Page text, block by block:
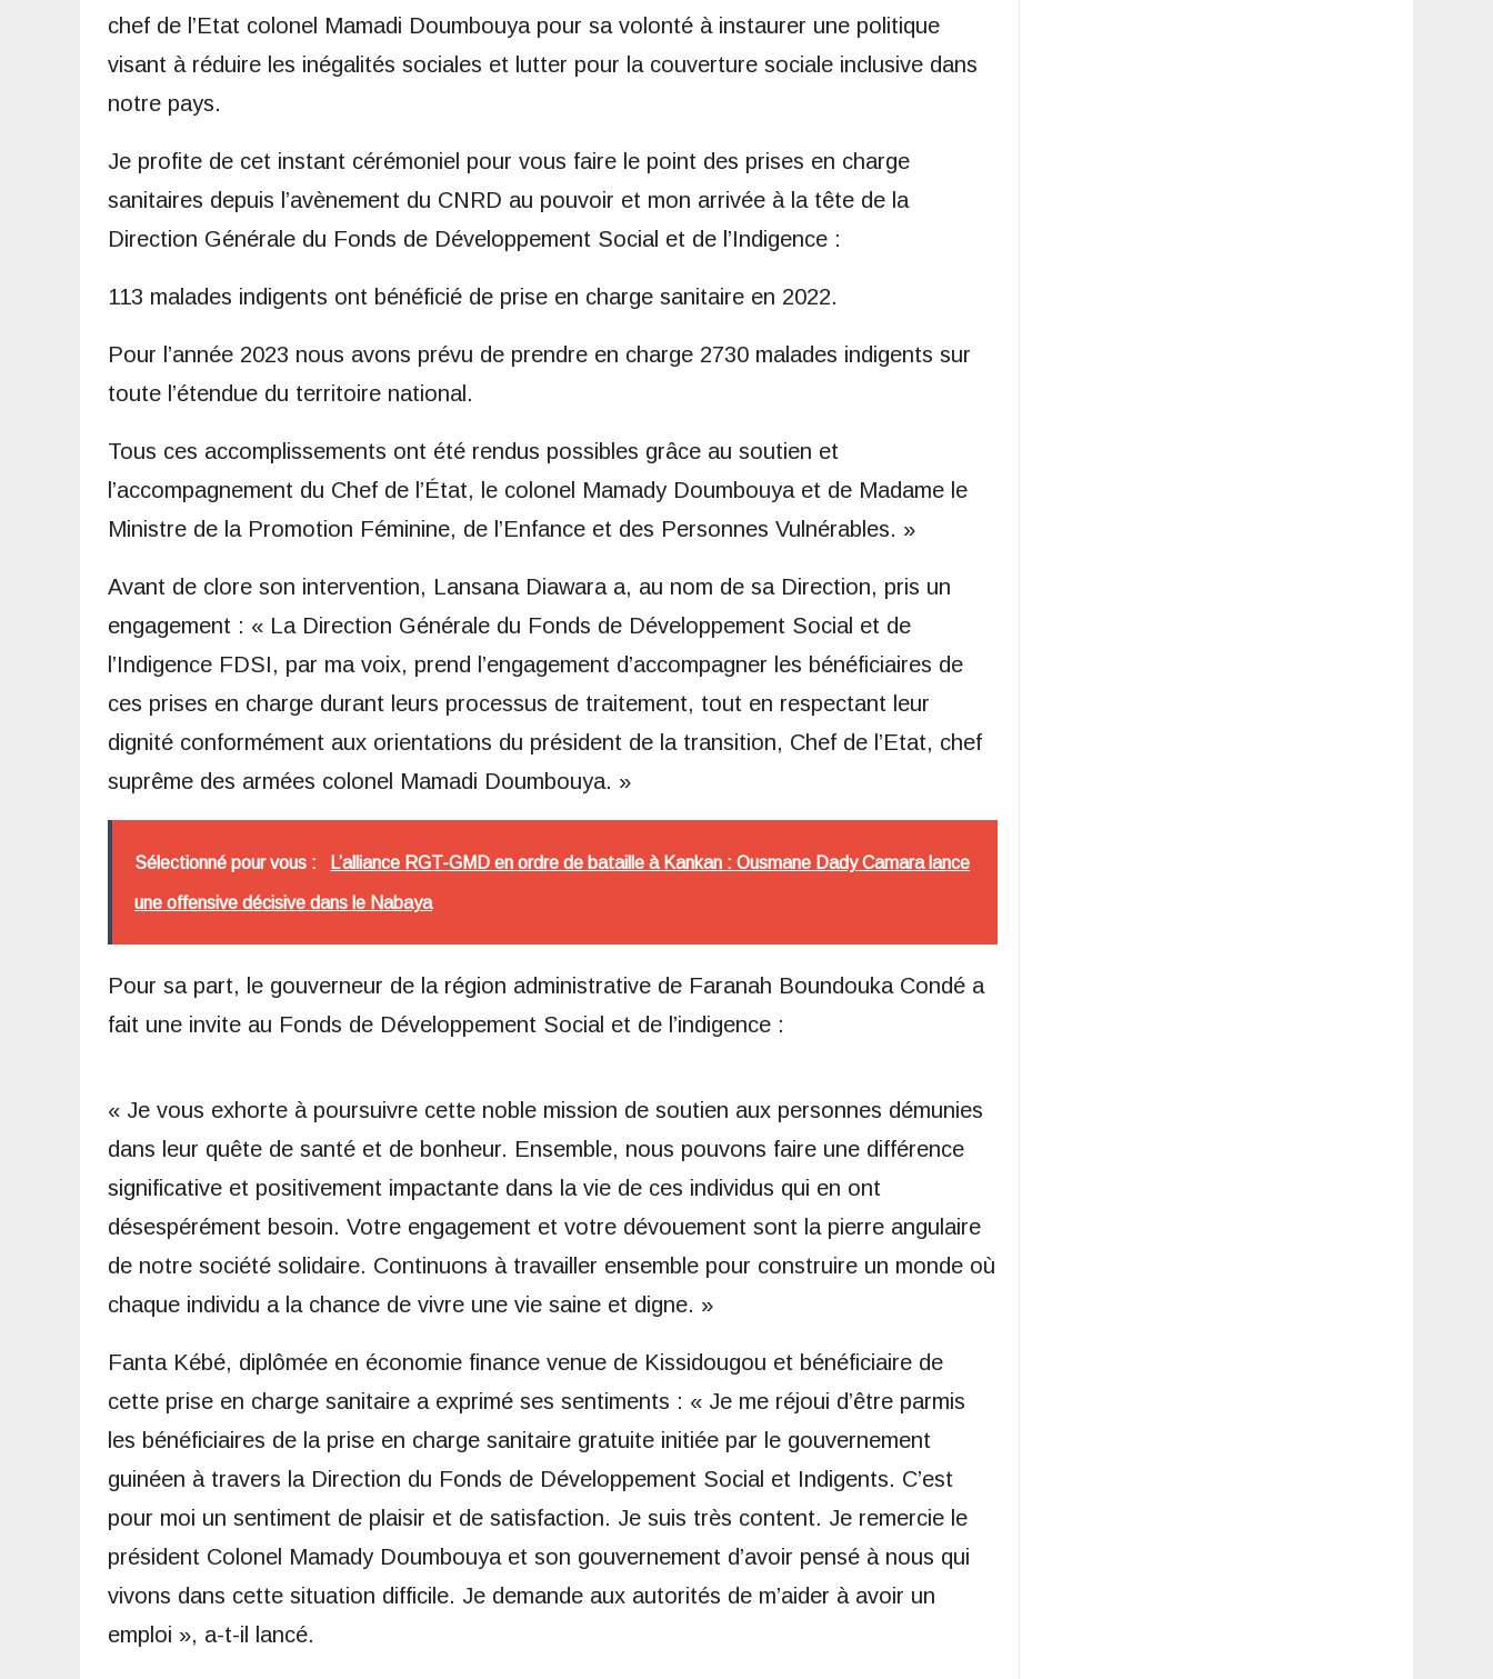
chef de l’Etat colonel Mamadi Doumbouya pour sa volonté à instaurer une politique
visant à réduire les inégalités sociales et lutter pour la couverture sociale inclusive dans
notre pays.
Je profite de cet instant cérémoniel pour vous faire le point des prises en charge
sanitaires depuis l’avènement du CNRD au pouvoir et mon arrivée à la tête de la
Direction Générale du Fonds de Développement Social et de l’Indigence :
113 malades indigents ont bénéficié de prise en charge sanitaire en 2022.
Pour l’année 2023 nous avons prévu de prendre en charge 2730 malades indigents sur
toute l’étendue du territoire national.
Tous ces accomplissements ont été rendus possibles grâce au soutien et
l’accompagnement du Chef de l’État, le colonel Mamady Doumbouya et de Madame le
Ministre de la Promotion Féminine, de l’Enfance et des Personnes Vulnérables. »
Avant de clore son intervention, Lansana Diawara a, au nom de sa Direction, pris un
engagement : « La Direction Générale du Fonds de Développement Social et de
l’Indigence FDSI, par ma voix, prend l’engagement d’accompagner les bénéficiaires de
ces prises en charge durant leurs processus de traitement, tout en respectant leur
dignité conformément aux orientations du président de la transition, Chef de l’Etat, chef
suprême des armées colonel Mamadi Doumbouya. »
Sélectionné pour vous : L’alliance RGT-GMD en ordre de bataille à Kankan : Ousmane Dady Camara lance
une offensive décisive dans le Nabaya
Pour sa part, le gouverneur de la région administrative de Faranah Boundouka Condé a
fait une invite au Fonds de Développement Social et de l’indigence :
« Je vous exhorte à poursuivre cette noble mission de soutien aux personnes démunies
dans leur quête de santé et de bonheur. Ensemble, nous pouvons faire une différence
significative et positivement impactante dans la vie de ces individus qui en ont
désespérément besoin. Votre engagement et votre dévouement sont la pierre angulaire
de notre société solidaire. Continuons à travailler ensemble pour construire un monde où
chaque individu a la chance de vivre une vie saine et digne. »
Fanta Kébé, diplômée en économie finance venue de Kissidougou et bénéficiaire de
cette prise en charge sanitaire a exprimé ses sentiments : « Je me réjoui d’être parmis
les bénéficiaires de la prise en charge sanitaire gratuite initiée par le gouvernement
guinéen à travers la Direction du Fonds de Développement Social et Indigents. C’est
pour moi un sentiment de plaisir et de satisfaction. Je suis très content. Je remercie le
président Colonel Mamady Doumbouya et son gouvernement d’avoir pensé à nous qui
vivons dans cette situation difficile. Je demande aux autorités de m’aider à avoir un
emploi », a-t-il lancé.